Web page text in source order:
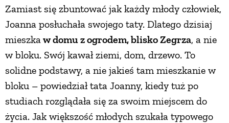
Zamiast się zbuntować jak każdy młody człowiek,
Joanna posłuchała swojego taty. Dlatego dzisiaj
mieszka w domu z ogrodem, blisko Zegrza, a nie
w bloku. Swój kawał ziemi, dom, drzewo. To
solidne podstawy, a nie jakieś tam mieszkanie w
bloku – powiedział tata Joanny, kiedy tuż po
studiach rozglądała się za swoim miejscem do
życia. Jak większość młodych szukała typowego
PRZYSTAWKI
ZUPY
DANIA GŁÓWNE
CIASTA I DESERY